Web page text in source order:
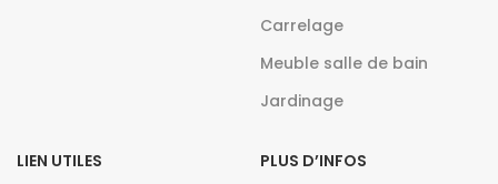
Carrelage
Meuble salle de bain
Jardinage
LIEN UTILES
PLUS D’INFOS